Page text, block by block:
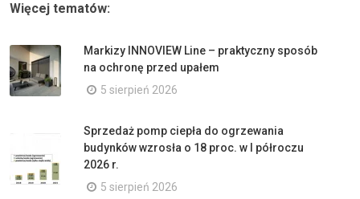
Więcej tematów:
Markizy INNOVIEW Line – praktyczny sposób
na ochronę przed upałem
5 sierpień 2026
Sprzedaż pomp ciepła do ogrzewania
budynków wzrosła o 18 proc. w I półroczu
2026 r.
5 sierpień 2026